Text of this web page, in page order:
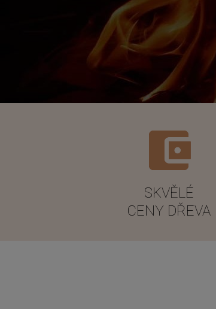
SKVĚLÉ
CENY DŘEVA